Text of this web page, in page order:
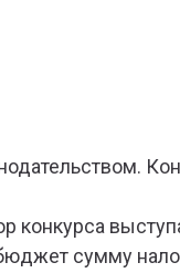
конкурса
сумму